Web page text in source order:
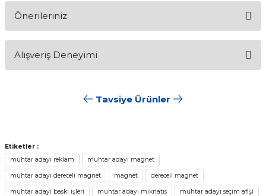
Önerileriniz
konularda yetersiz gördüğünüz noktaları öneri formunu
kullanarak tarafımıza iletebilirsiniz.
Ürün bilgilerinde hatalar bulunuyor.
Ürün fiyatı diğer sitelerden daha pahalı.
Bu ürüne benzer farklı alternatifler olmalı.
Alışveriş Deneyimi
Sitemize ilk yorumu siz yapın!
Tavsiye Ürünler
Muhtar Adayı Afişi
2.398,80 TL 478,80 TL
Etiketler :
muhtar adayı reklam
muhtar adayı magnet
muhtar adayı dereceli magnet magnet dereceli magnet
muhtar adayı baskı işleri muhtar adayı mıknatıs muhtar adayı seçim afişi